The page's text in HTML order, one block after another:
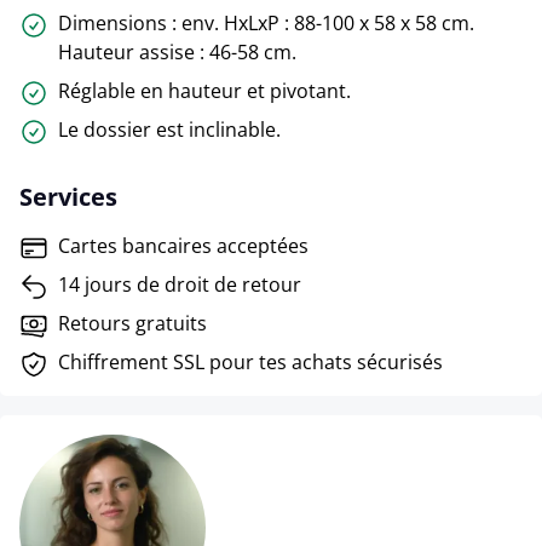
Dimensions : env. HxLxP : 88-100 x 58 x 58 cm.
Hauteur assise : 46-58 cm.
Réglable en hauteur et pivotant.
Le dossier est inclinable.
Services
Cartes bancaires acceptées
14 jours de droit de retour
Retours gratuits
Chiffrement SSL pour tes achats sécurisés